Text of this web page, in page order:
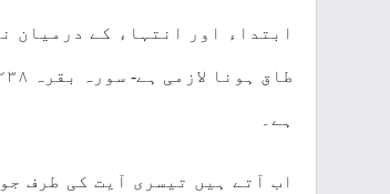
ابتداء اور انتہاء کے درمیان
ہے۔